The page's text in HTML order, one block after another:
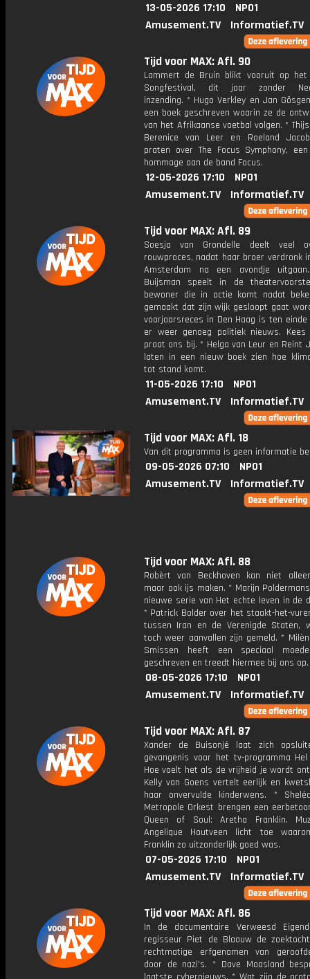
13-05-2026 17:10
NPO1
Amusement.TV
Informatief.TV
Tijd voor MAX: Afl. 90
Lammert de Bruin blikt vooruit op het
Songfestival, dit jaar zonder
inzending. * Hugo Verkley en Jan
een boek geschreven waarin ze de
van het Afrikaanse voetbal volgen. *
Berenice van Leer en Roeland
praten over The Focus Symphony,
hommage aan de band Focus.
12-05-2026 17:10
NPO1
Amusement.TV
Informatief.TV
Tijd voor MAX: Afl. 89
Soesja van Grondelle deelt veel
rouwproces, nadat haar broer verdronk
Amsterdam na een avondje
Buijsman speelt in de
bewoner die in actie komt nadat
gemaakt dat zijn wijk gesloopt gaat
voorjaarsreces in Den Haag is ten
er weer genoeg politiek nieuws. Kees
praat ons bij. * Helga van Leur en Reint
laten in een nieuw boek zien hoe
tot stand komt.
11-05-2026 17:10
NPO1
Amusement.TV
Informatief.TV
Tijd voor MAX: Afl. 18
Van dit programma is geen informatie
09-05-2026 07:10
NPO1
Amusement.TV
Informatief.TV
Tijd voor MAX: Afl. 88
Robèrt van Beckhoven kan niet
maar ook ijs maken. * Marijn
nieuwe serie van Het echte leven in de
* Patrick Bolder over het staakt-het-
tussen Iran en de Verenigde Staten,
toch weer aanvallen zijn gemeld. *
Smissen heeft een speciaal
geschreven en treedt hiermee bij ons op.
08-05-2026 17:10
NPO1
Amusement.TV
Informatief.TV
Tijd voor MAX: Afl. 87
Xander de Buisonjé laat zich
gevangenis voor het tv-programma
Hoe voelt het als de vrijheid je wordt
Kelly van Goens vertelt eerlijk en
haar onvervulde kinderwens. *
Metropole Orkest brengen een
Queen of Soul: Aretha Franklin.
Angelique Houtveen licht toe
Franklin zo uitzonderlijk goed was.
07-05-2026 17:10
NPO1
Amusement.TV
Informatief.TV
Tijd voor MAX: Afl. 86
In de documentaire Verweesd
regisseur Piet de Blaauw de
rechtmatige erfgenamen van
door de nazi's. * Dave Maasland